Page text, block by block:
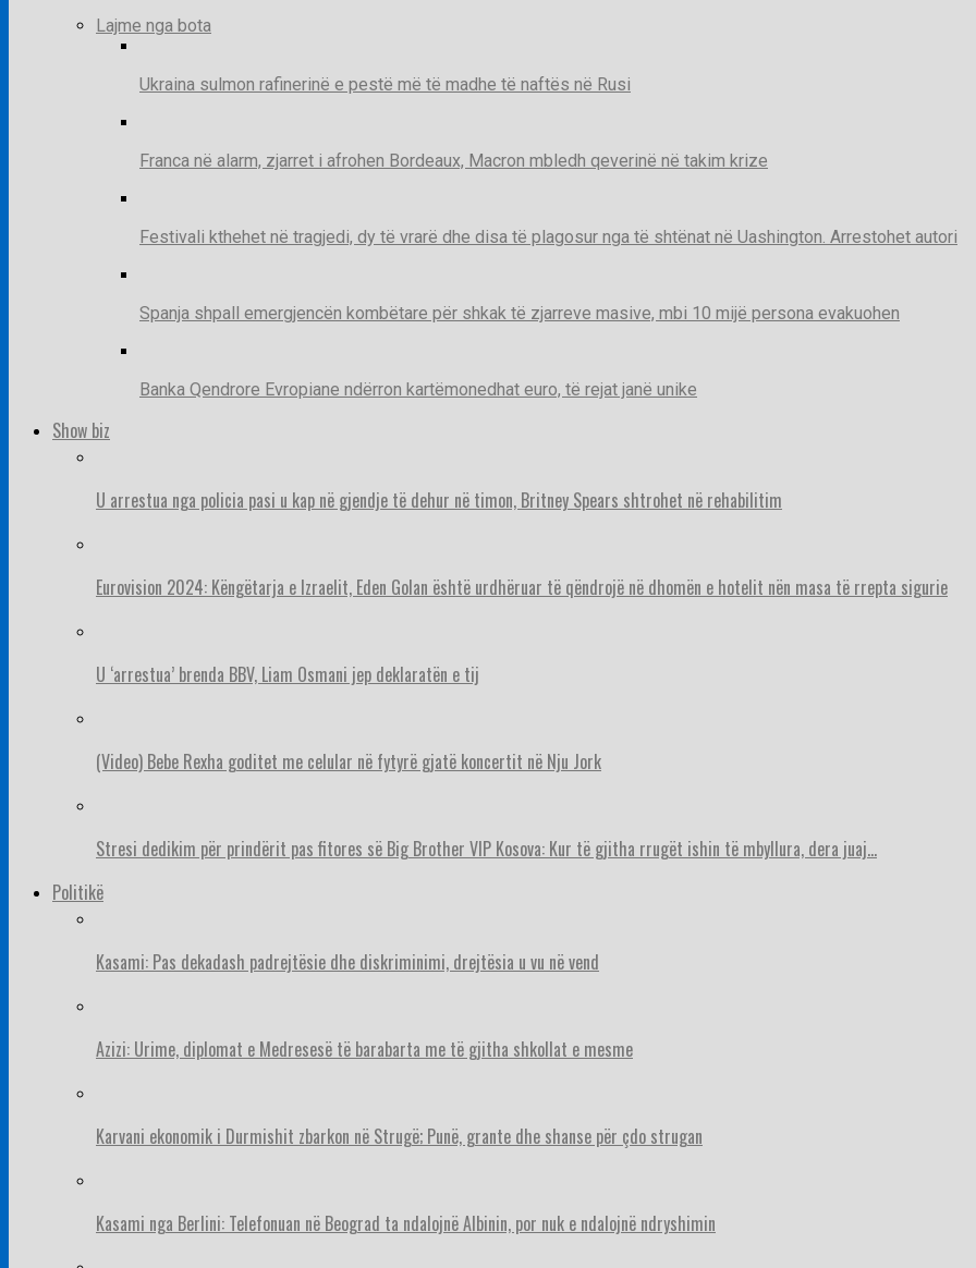
Lajme nga bota
Ukraina sulmon rafinerinë e pestë më të madhe të naftës në Rusi
Franca në alarm, zjarret i afrohen Bordeaux, Macron mbledh qeverinë në takim krize
Festivali kthehet në tragjedi, dy të vrarë dhe disa të plagosur nga të shtënat në Uashington. Arrestohet autori
Spanja shpall emergjencën kombëtare për shkak të zjarreve masive, mbi 10 mijë persona evakuohen
Banka Qendrore Evropiane ndërron kartëmonedhat euro, të rejat janë unike
Show biz
U arrestua nga policia pasi u kap në gjendje të dehur në timon, Britney Spears shtrohet në rehabilitim
Eurovision 2024: Këngëtarja e Izraelit, Eden Golan është urdhëruar të qëndrojë në dhomën e hotelit nën masa të rrepta sigurie
U ‘arrestua’ brenda BBV, Liam Osmani jep deklaratën e tij
(Video) Bebe Rexha goditet me celular në fytyrë gjatë koncertit në Nju Jork
Stresi dedikim për prindërit pas fitores së Big Brother VIP Kosova: Kur të gjitha rrugët ishin të mbyllura, dera juaj…
Politikë
Kasami: Pas dekadash padrejtësie dhe diskriminimi, drejtësia u vu në vend
Azizi: Urime, diplomat e Medresesë të barabarta me të gjitha shkollat e mesme
Karvani ekonomik i Durmishit zbarkon në Strugë; Punë, grante dhe shanse për çdo strugan
Kasami nga Berlini: Telefonuan në Beograd ta ndalojnë Albinin, por nuk e ndalojnë ndryshimin